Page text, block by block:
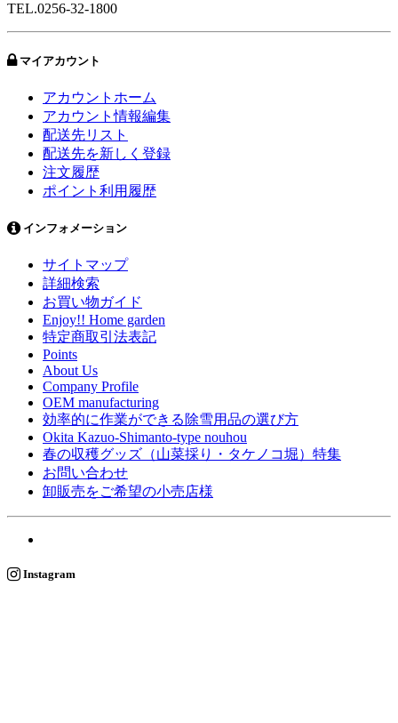
TEL.0256-32-1800
マイアカウント
アカウントホーム
アカウント情報編集
配送先リスト
配送先を新しく登録
注文履歴
ポイント利用履歴
インフォメーション
サイトマップ
詳細検索
お買い物ガイド
Enjoy!! Home garden
特定商取引法表記
Points
About Us
Company Profile
OEM manufacturing
効率的に作業ができる除雪用品の選び方
Okita Kazuo-Shimanto-type nouhou
春の収穫グッズ（山菜採り・タケノコ堀）特集
お問い合わせ
卸販売をご希望の小売店様
Instagram